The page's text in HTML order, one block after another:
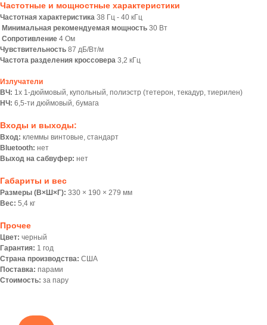
Частотные и мощностные характеристики
Частотная характеристика 38 Гц - 40 кГц
Минимальная рекомендуемая мощность 30 Вт
Сопротивление 4 Ом
Чувствительность 87 дБ/Вт/м
Частота разделения кроссовера 3,2 кГц
Излучатели
ВЧ: 1х 1-дюймовый, купольный, полиэстр (тетерон, текадур, тиерилен)
НЧ: 6,5-ти дюймовый, бумага
Входы и выходы:
Вход: клеммы винтовые, стандарт
Bluetooth: нет
Выход на сабвуфер: нет
Габариты и вес
Размеры (В×Ш×Г): 330 × 190 × 279 мм
Вес: 5,4 кг
Прочее
Цвет: черный
Гарантия: 1 год
Страна производства: США
Поставка: парами
Стоимость: за пару